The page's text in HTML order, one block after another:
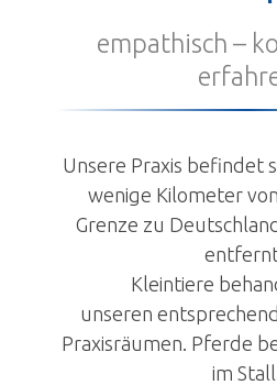
empathisch –
Unsere Praxis befindet
wenige Kilometer
Grenze zu
Kleintiere
unseren
Praxisräumen. Pferde
im Stall.